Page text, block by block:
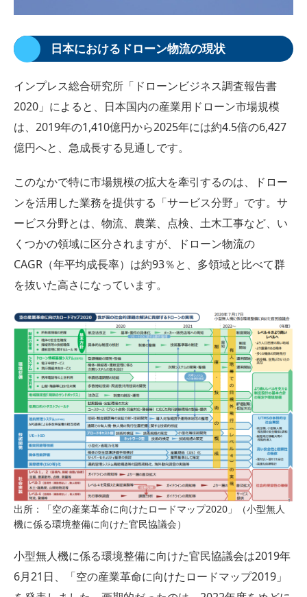
日本におけるドローン物流の現状
インプレス総合研究所「ドローンビジネス調査報告書
2020」によると、日本国内の産業用ドローン市場規模
は、2019年の1,410億円から2025年には約4.5倍の6,427
億円へと、急成長する見通しです。
このなかで特に市場規模の拡大を牽引するのは、ドロー
ンを活用した業務を提供する「サービス分野」です。サ
ービス分野とは、物流、農業、点検、土木工事など、い
くつかの領域に区分されますが、ドローン物流の
CAGR（年平均成長率）は約93％と、多領域と比べて群
を抜いた高さになっています。
出所：「空の産業革命に向けたロードマップ2020」（小型無人
機に係る環境整備に向けた官民協議会）
小型無人機に係る環境整備に向けた官民協議会は2019年
6月21日、「空の産業革命に向けたロードマップ2019」